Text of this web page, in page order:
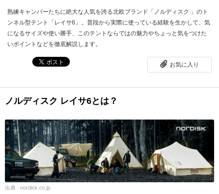
熟練キャンパーたちに絶大な人気を誇る北欧ブランド「ノルディスク 」のト
ンネル型テント「レイサ6」。普段から実際に使っている経験を生かして、気
になるサイズや使い勝手、このテントならではの魅力やちょっと気をつけた
いポイントなどを徹底解説します。
お気に入り
ノルディスク レイサ6とは？
出典 : nordisk.co.jp